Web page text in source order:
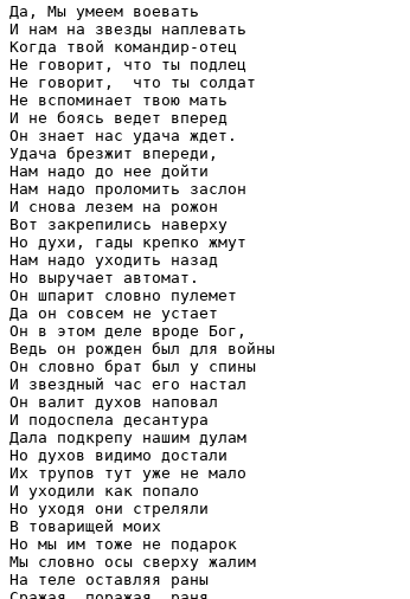
Да, Мы умеем воевать
И нам на звезды наплевать
Когда твой командир-отец
Не говорит, что ты подлец
Не говорит,  что ты солдат
Не вспоминает твою мать
И не боясь ведет вперед
Он знает нас удача ждет.
Удача брезжит впереди,
Нам надо до нее дойти
Нам надо проломить заслон
И снова лезем на рожон
Вот закрепились наверху
Но духи, гады крепко жмут
Нам надо уходить назад
Но выручает автомат.
Он шпарит словно пулемет
Да он совсем не устает
Он в этом деле вроде Бог,
Ведь он рожден был для войны
Он словно брат был у спины
И звездный час его настал
Он валит духов наповал
И подоспела десантура
Дала подкрепу нашим дулам
Но духов видимо достали
Их трупов тут уже не мало
И уходили как попало
Но уходя они стреляли
В товарищей моих
Но мы им тоже не подарок
Мы словно осы сверху жалим
На теле оставляя раны